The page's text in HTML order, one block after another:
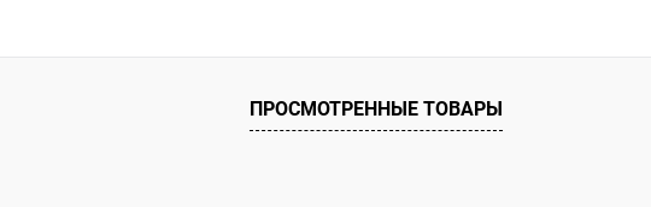
В избранное
В наличии
ПРОСМОТРЕННЫЕ ТОВАРЫ